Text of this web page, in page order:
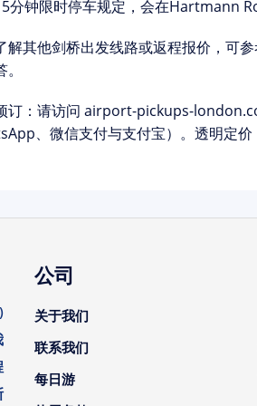
分钟限时停车规定，会在Hartmann
解其他剑桥出发线路或返程报价，可
。
订： 请访问 airport-pickups-
、微信支付与支付宝）。透明定
公司
关于我们
联系我们
每日游